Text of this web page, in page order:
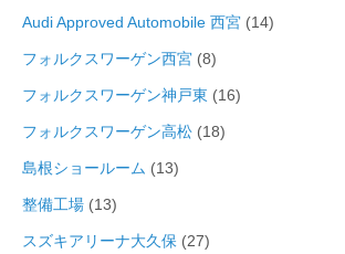
Audi Approved Automobile 西宮 (14)
フォルクスワーゲン西宮 (8)
フォルクスワーゲン神戸東 (16)
フォルクスワーゲン高松 (18)
島根ショールーム (13)
整備工場 (13)
スズキアリーナ大久保 (27)